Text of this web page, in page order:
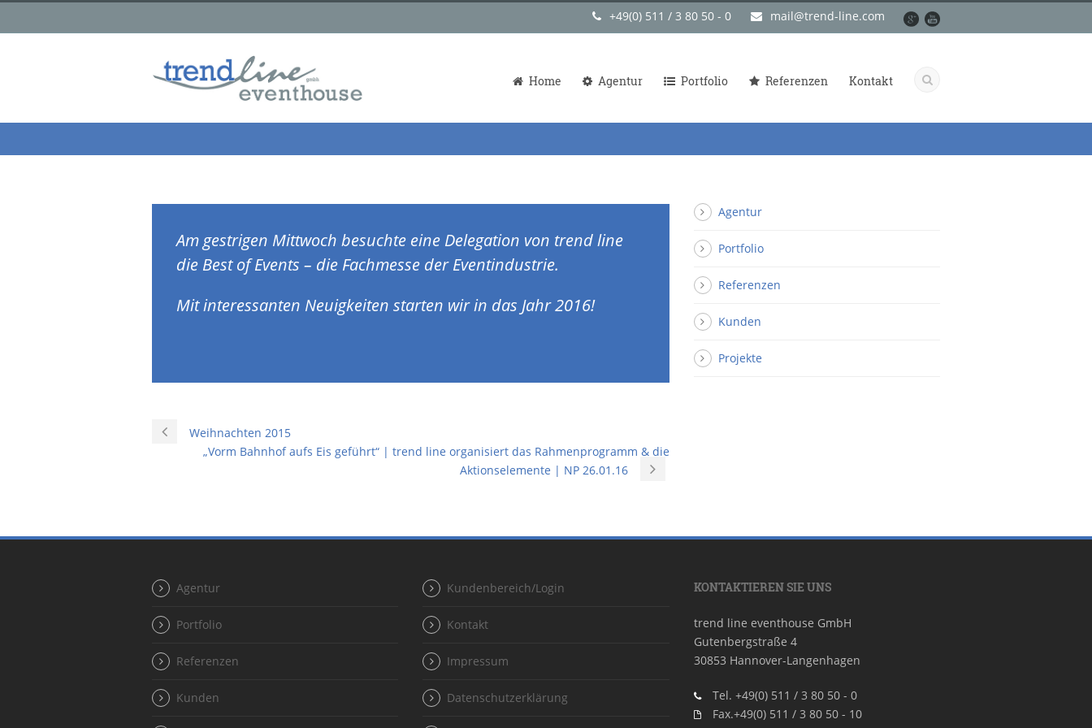
+49(0) 511 / 3 80 50 - 0 mail@trend-line.com
Home Agentur Portfolio Referenzen Kontakt
Am gestrigen Mittwoch besuchte eine Delegation von trend line
die Best of Events – die Fachmesse der Eventindustrie.
Mit interessanten Neuigkeiten starten wir in das Jahr 2016!
Weihnachten 2015
„Vorm Bahnhof aufs Eis geführt“ | trend line organisiert das Rahmenprogramm & die
Aktionselemente | NP 26.01.16
Agentur
Portfolio
Referenzen
Kunden
Projekte
Agentur
Portfolio
Referenzen
Kunden
Kundenbereich/Login
Kontakt
Impressum
Datenschutzerklärung
KONTAKTIEREN SIE UNS
trend line eventhouse GmbH
Gutenbergstraße 4
30853 Hannover-Langenhagen
Tel. +49(0) 511 / 3 80 50 - 0
Fax.+49(0) 511 / 3 80 50 - 10